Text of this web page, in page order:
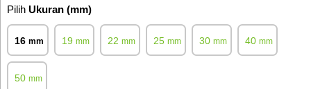
Pilih Ukuran (mm)
16 mm 19 mm 22 mm 25 mm 30 mm 40 mm
50 mm